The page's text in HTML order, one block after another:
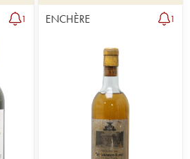
1 ENCHÈRE 1